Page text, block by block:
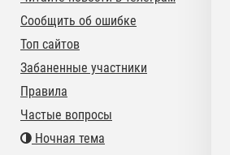
Сообщить об ошибке
Топ сайтов
Забаненные участники
Правила
Частые вопросы
Ночная тема